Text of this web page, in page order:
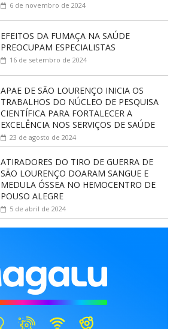
6 de novembro de 2024
EFEITOS DA FUMAÇA NA SAÚDE
PREOCUPAM ESPECIALISTAS
16 de setembro de 2024
APAE DE SÃO LOURENÇO INICIA OS
TRABALHOS DO NÚCLEO DE PESQUISA
CIENTÍFICA PARA FORTALECER A
EXCELÊNCIA NOS SERVIÇOS DE SAÚDE
23 de agosto de 2024
ATIRADORES DO TIRO DE GUERRA DE
SÃO LOURENÇO DOARAM SANGUE E
MEDULA ÓSSEA NO HEMOCENTRO DE
POUSO ALEGRE
5 de abril de 2024